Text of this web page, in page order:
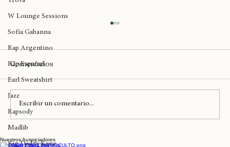
Trova
W Lounge Sessions
Sofía Gabanna
Rap Argentino
Rap Español
Earl Sweatshirt
Jazz
Rapsody
Madlib
Comentarios
Escribir un comentario...